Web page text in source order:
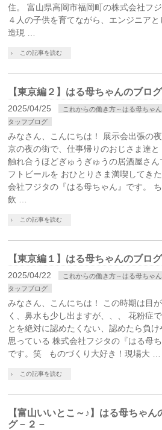
住。 富山県高岡市福岡町の株式会社フジ
４人の子供を育てながら、エンジニアと
造現 …
この記事を読む
【東京編２】はる母ちゃんのブロ
2025/04/25 これからの働き方～はる母ちゃ
タッフブログ
みなさん、こんにちは！ 展示会出張の
京の夜の街で、仕事帰りのおじさま達と
触れ合うほどぎゅうぎゅうの居酒屋さん
フトビールを おひとりさま満喫してき
会社フジタの『はる母ちゃん』です。
飲 …
この記事を読む
【東京編１】はる母ちゃんのブロ
2025/04/22 これからの働き方～はる母ちゃ
タッフブログ
みなさん、こんにちは！ この時期は目
く、鼻水も少し出ますが、、、 花粉症
とを絶対に認めたくない、認めたら負け
思っている 株式会社フジタの『はる母ち
です。笑 ものづくり大好き！現場大 …
この記事を読む
【富山いいとこ～♪】はる母ちゃん
グ－２－